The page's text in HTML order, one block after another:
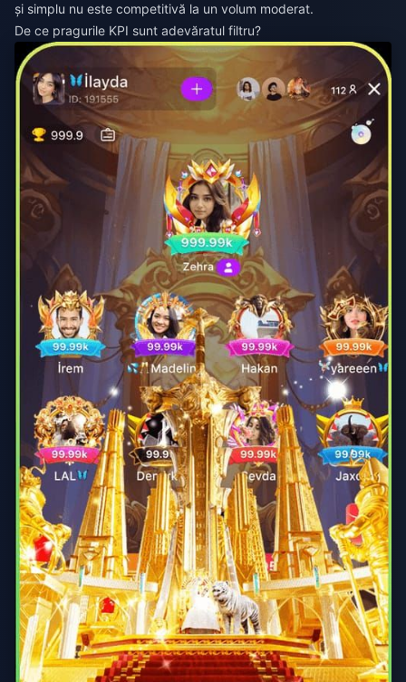
și simplu nu este competitivă la un volum moderat.
De ce pragurile KPI sunt adevăratul filtru?